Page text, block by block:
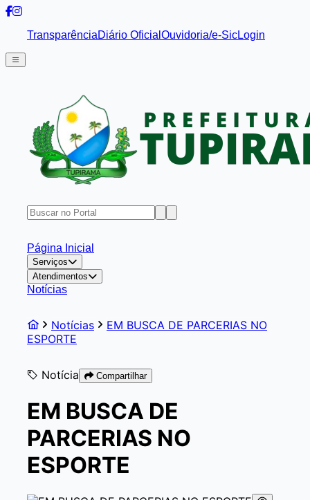
TransparênciaDiário Oficial Ouvidoria/e-SicLogin
Página Inicial
Serviços
Atendimentos
Notícias
Notícias
EM BUSCA DE PARCERIAS NO
ESPORTE
Notícia Compartilhar
EM BUSCA DE
PARCERIAS NO
ESPORTE